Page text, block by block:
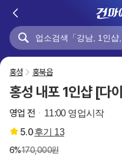
홍성 홍북읍
홍성 내포 1인샵 [다
영업 전 11:00 영업시작
5.0후기 13
6%170,000원